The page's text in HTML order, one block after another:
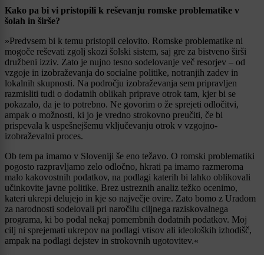
Kako pa bi vi pristopili k reševanju romske problematike v
šolah in širše?
»Predvsem bi k temu pristopil celovito. Romske problematike ni
mogoče reševati zgolj skozi šolski sistem, saj gre za bistveno širši
družbeni izziv. Zato je nujno tesno sodelovanje več resorjev – od
vzgoje in izobraževanja do socialne politike, notranjih zadev in
lokalnih skupnosti. Na področju izobraževanja sem pripravljen
razmisliti tudi o dodatnih oblikah priprave otrok tam, kjer bi se
pokazalo, da je to potrebno. Ne govorim o že sprejeti odločitvi,
ampak o možnosti, ki jo je vredno strokovno preučiti, če bi
prispevala k uspešnejšemu vključevanju otrok v vzgojno-
izobraževalni proces.
Ob tem pa imamo v Sloveniji še eno težavo. O romski problematiki
pogosto razpravljamo zelo odločno, hkrati pa imamo razmeroma
malo kakovostnih podatkov, na podlagi katerih bi lahko oblikovali
učinkovite javne politike. Brez ustreznih analiz težko ocenimo,
kateri ukrepi delujejo in kje so največje ovire. Zato bomo z Uradom
za narodnosti sodelovali pri naročilu ciljnega raziskovalnega
programa, ki bo podal nekaj pomembnih dodatnih podatkov. Moj
cilj ni sprejemati ukrepov na podlagi vtisov ali ideoloških izhodišč,
ampak na podlagi dejstev in strokovnih ugotovitev.«